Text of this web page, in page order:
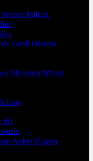
Müritz
Groß Dratow
Museum Waren
di!
Ankershagen